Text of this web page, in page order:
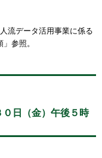
流データ活用事業に係る
参照。
日（金）午後５時